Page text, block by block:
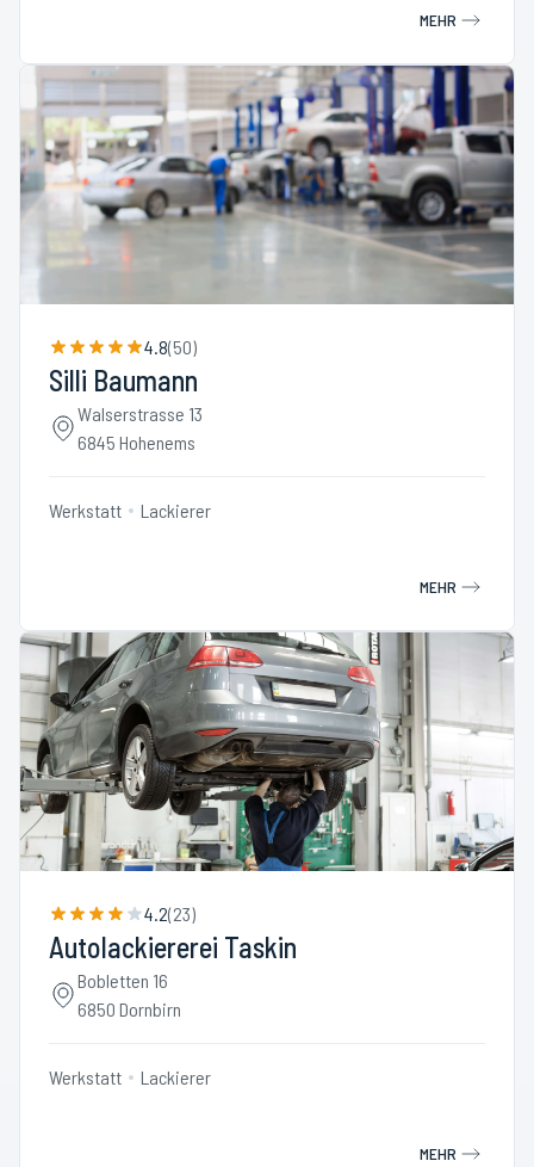
MEHR
4.8(50)
Silli Baumann
Walserstrasse 13
6845 Hohenems
Werkstatt Lackierer
MEHR
4.2(23)
Autolackiererei Taskin
Bobletten 16
6850 Dornbirn
Werkstatt Lackierer
MEHR